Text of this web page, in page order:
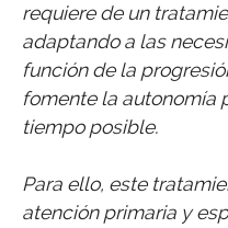
requiere de un
adaptando a las
función de la
fomente la autonomía
tiempo posible.
Para ello, este
atención primaria y